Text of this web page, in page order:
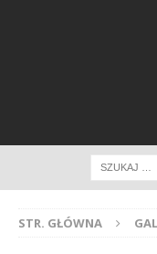
STR. GŁÓWNA